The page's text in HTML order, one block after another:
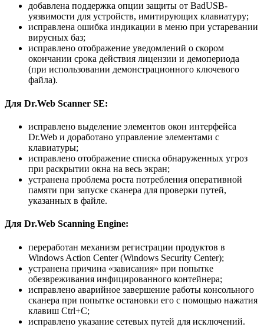
добавлена поддержка опции защиты от BadUSB-
уязвимости для устройств, имитирующих клавиатуру;
исправлена ошибка индикации в меню при устаревании
вирусных баз;
исправлено отображение уведомлений о скором
окончании срока действия лицензии и демопериода
(при использовании демонстрационного ключевого
файла).
Для Dr.Web Scanner SE:
исправлено выделение элементов окон интерфейса
Dr.Web и доработано управление элементами с
клавиатуры;
исправлено отображение списка обнаруженных угроз
при раскрытии окна на весь экран;
устранена проблема роста потребления оперативной
памяти при запуске сканера для проверки путей,
указанных в файле.
Для Dr.Web Scanning Engine:
переработан механизм регистрации продуктов в
Windows Action Center (Windows Security Center);
устранена причина «зависания» при попытке
обезвреживания инфицированного контейнера;
исправлено аварийное завершение работы консольного
сканера при попытке остановки его с помощью нажатия
клавиш Ctrl+C;
исправлено указание сетевых путей для исключений.